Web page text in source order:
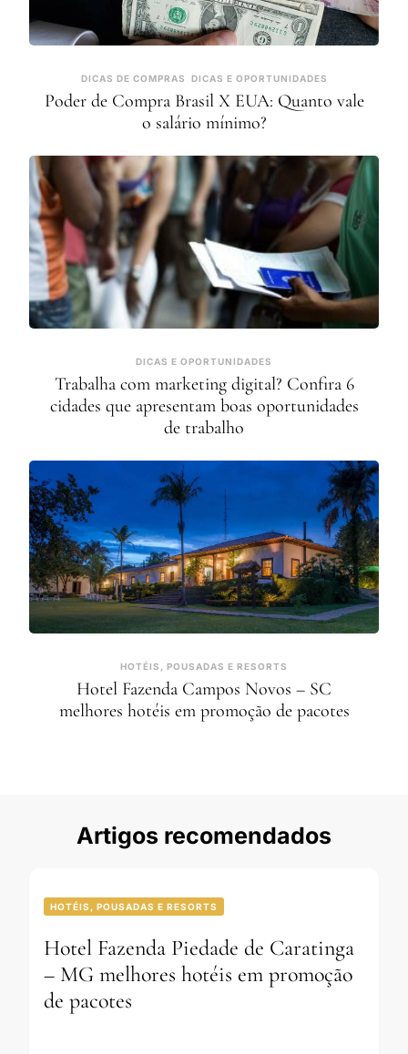
DICAS DE COMPRAS DICAS E OPORTUNIDADES
Poder de Compra Brasil X EUA: Quanto vale
o salário mínimo?
DICAS E OPORTUNIDADES
Trabalha com marketing digital? Confira 6
cidades que apresentam boas oportunidades
de trabalho
HOTÉIS, POUSADAS E RESORTS
Hotel Fazenda Campos Novos – SC
melhores hotéis em promoção de pacotes
Artigos recomendados
HOTÉIS, POUSADAS E RESORTS
Hotel Fazenda Piedade de Caratinga
– MG melhores hotéis em promoção
de pacotes